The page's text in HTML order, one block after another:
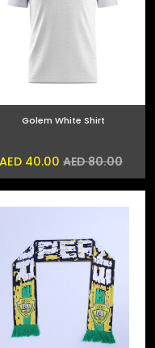
Golem White Shirt
AED 80.00